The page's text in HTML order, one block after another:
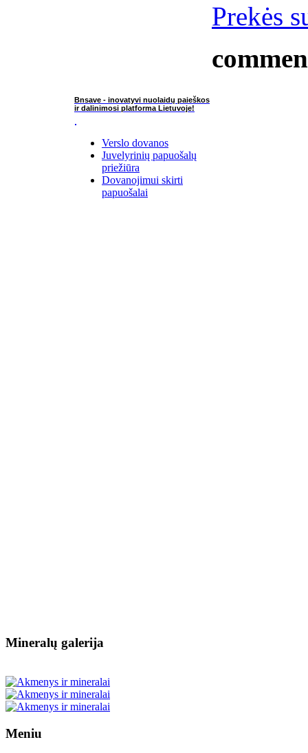
Prekės
Bnsave - inovatyvi nuolaidų paieškos
ir dalinimosi platforma Lietuvoje!
Verslo dovanos
Juvelyrinių papuošalų
priežiūra
Dovanojimui skirti
papuošalai
Mineralų galerija
Meniu